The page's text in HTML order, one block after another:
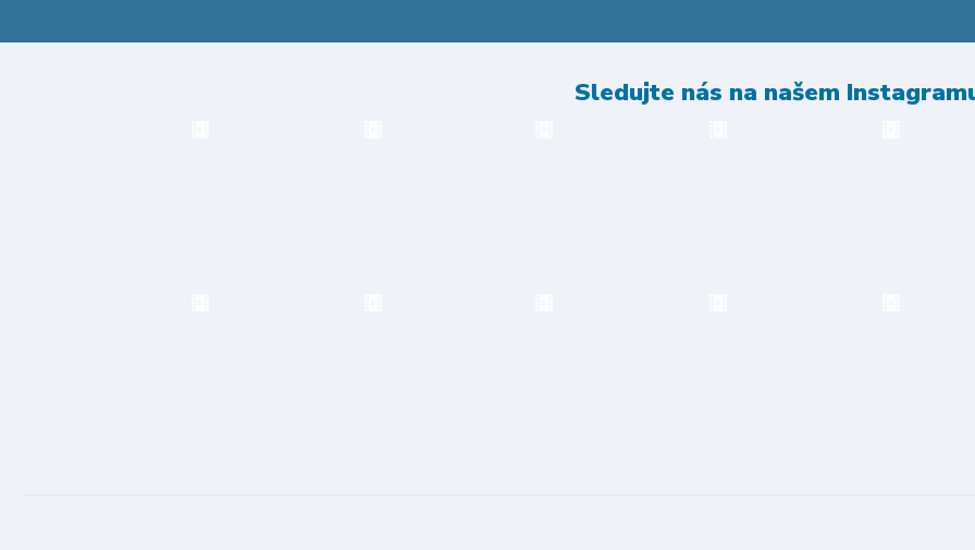
Sledujte nás na našem